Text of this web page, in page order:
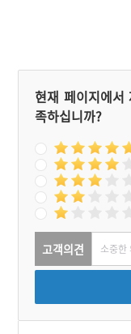
현재 페이지에서
족하십니까?
고객의견